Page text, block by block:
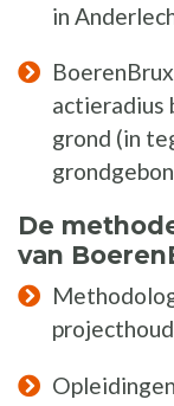
in
actieradius
grond (in
De
van
Opleidingen